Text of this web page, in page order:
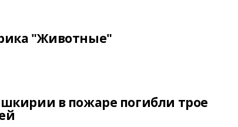
"Животные"
в пожаре погибли трое